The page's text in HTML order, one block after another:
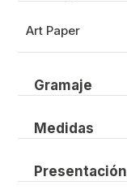
Art Paper
Gramaje
Medidas
Presentación